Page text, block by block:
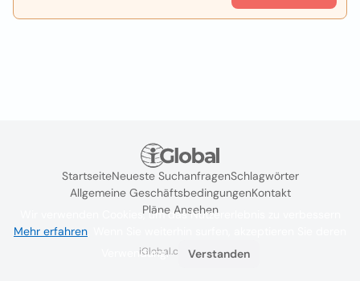
StartseiteNeueste SuchanfragenSchlagwörter
Allgemeine GeschäftsbedingungenKontakt
Pläne Ansehen
iGlobal.co @ 2024
Wir verwenden Cookies, um das Nutzererlebnis zu verbessern
Mehr erfahren
Verwendung.
Verstanden